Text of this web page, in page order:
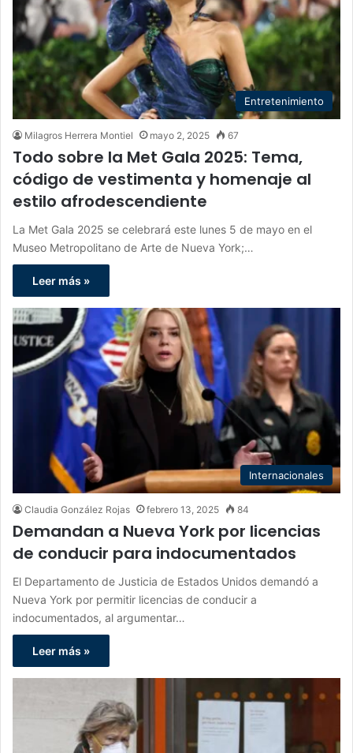
Entretenimiento
Milagros Herrera Montiel mayo 2, 2025 67
Todo sobre la Met Gala 2025: Tema,
código de vestimenta y homenaje al
estilo afrodescendiente
La Met Gala 2025 se celebrará este lunes 5 de mayo en el
Museo Metropolitano de Arte de Nueva York;…
Leer más »
Internacionales
Claudia González Rojas febrero 13, 2025 84
Demandan a Nueva York por licencias
de conducir para indocumentados
El Departamento de Justicia de Estados Unidos demandó a
Nueva York por permitir licencias de conducir a
indocumentados, al argumentar…
Leer más »